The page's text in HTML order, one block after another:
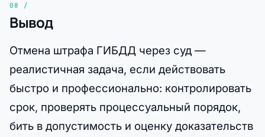
Вывод
Отмена штрафа ГИБДД через суд —
реалистичная задача, если действовать
быстро и профессионально: контролировать
срок, проверять процессуальный порядок,
бить в допустимость и оценку доказательств